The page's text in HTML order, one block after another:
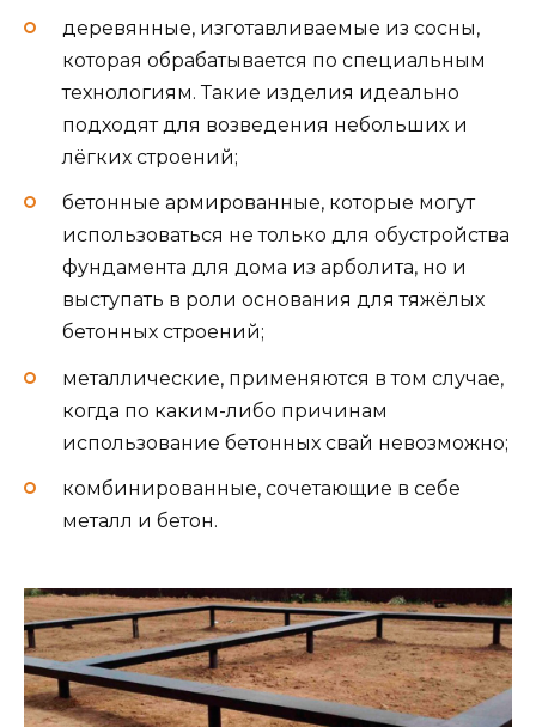
деревянные, изготавливаемые из сосны,
которая обрабатывается по специальным
технологиям. Такие изделия идеально
подходят для возведения небольших и
лёгких строений;
бетонные армированные, которые могут
использоваться не только для обустройства
фундамента для дома из арболита, но и
выступать в роли основания для тяжёлых
бетонных строений;
металлические, применяются в том случае,
когда по каким-либо причинам
использование бетонных свай невозможно;
комбинированные, сочетающие в себе
металл и бетон.